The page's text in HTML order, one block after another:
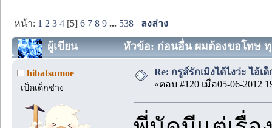
หน้า: 1 2 3 4 [5]6 7 8 9 ... 538 ลงล่าง
ผู้เขียน หัวข้อ: ก่อนอื่น ผมต้องขอโทษ ทุก
hibatsumoe
เป็ดเด็กช่าง
Re: กรูส์รักเมิงได้ไงว่ะ ไอ้
«ตอบ #120 เมื่อ05-06-2012